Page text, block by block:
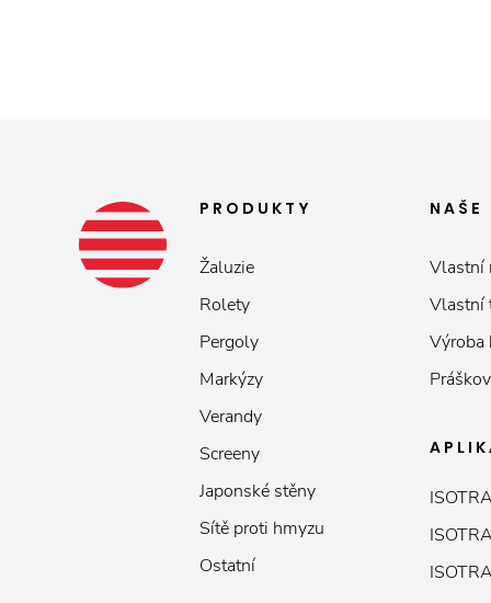
PRODUKTY
Žaluzie
Rolety
Pergoly
Markýzy
Verandy
Screeny
Japonské stěny
Sítě proti hmyzu
Ostatní
NAŠE
Vlastní
Vlastní
Výroba